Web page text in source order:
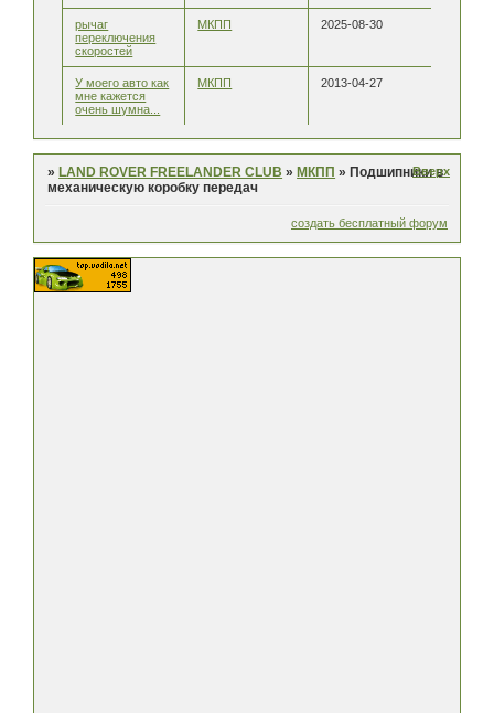
рычаг
переключения
скоростей
МКПП 2025-08-30
У моего авто как
мне кажется
очень шумна...
МКПП 2013-04-27
» LAND ROVER FREELANDER CLUB » МКПП » Подшипники в
механическую коробку передач
Вверх
создать бесплатный форум